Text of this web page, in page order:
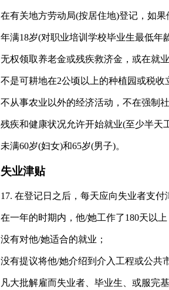
在有关地方劳动局(按居住地)登记，如果
年满18岁(对职业培训学校毕业生最低年
无权领取养老金或残疾救济金，或在就
不是可耕地在2公顷以上的种植园或税收
不从事农业以外的经济活动，不在强
残疾和健康状况允许开始就业(至少半天
未满60岁(妇女)和65岁(男子)。
失业津贴
17. 在登记日之后，每天应向失业者支付
在一年的时期内，他/她工作了180天以
没有对他/她适合的就业；
没有提议将他/她介绍到介入工程或公共
凡大批解雇而失业者、毕业生、或服完